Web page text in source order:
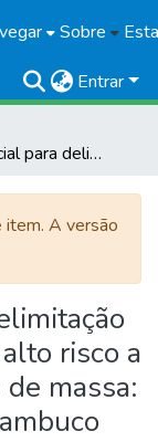
Sobre
Entrar
Ação emergencial para delimitação de áreas em alto e muito alto risco a enchentes e movimentos de massa: Barra de Guabiraba, Pernambuco
item. A versão
risco a
massa: